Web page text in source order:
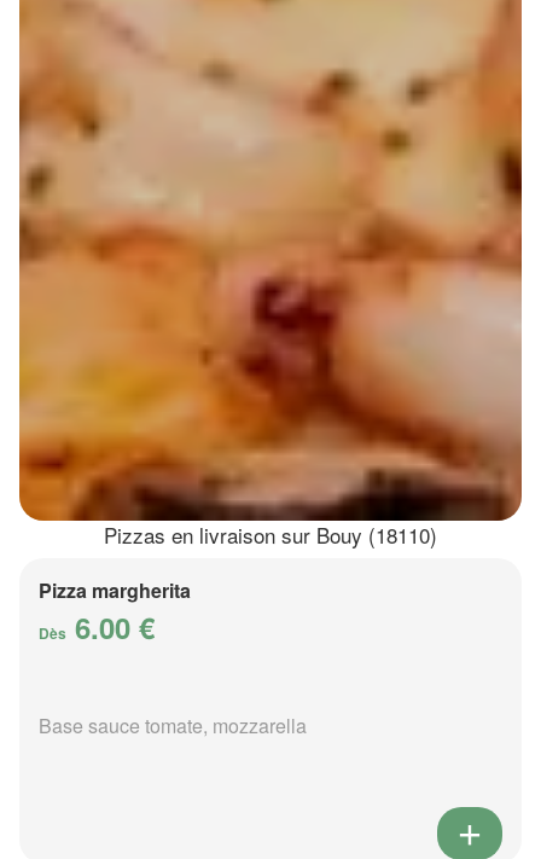
Pizzas en livraison sur Bouy (18110)
Pizza margherita
Dès 6.00 €
Base sauce tomate, mozzarella